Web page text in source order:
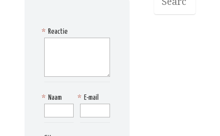
Reactie
*
Naam
* E-mail
*